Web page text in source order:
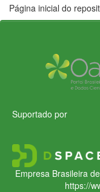
Página inicial do
Suportado por
Empresa Brasileira
https://